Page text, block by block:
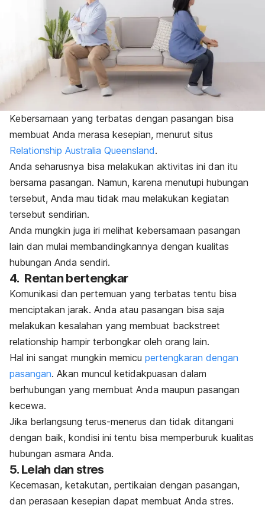
Kebersamaan yang terbatas dengan pasangan bisa
membuat Anda merasa kesepian, menurut situs
Relationship Australia Queensland.
Anda seharusnya bisa melakukan aktivitas ini dan itu
bersama pasangan. Namun, karena menutupi hubungan
tersebut, Anda mau tidak mau melakukan kegiatan
tersebut sendirian.
Anda mungkin juga iri melihat kebersamaan pasangan
lain dan mulai membandingkannya dengan kualitas
hubungan Anda sendiri.
4. Rentan bertengkar
Komunikasi dan pertemuan yang terbatas tentu bisa
menciptakan jarak. Anda atau pasangan bisa saja
melakukan kesalahan yang membuat backstreet
relationship hampir terbongkar oleh orang lain.
Hal ini sangat mungkin memicu pertengkaran dengan
pasangan. Akan muncul ketidakpuasan dalam
berhubungan yang membuat Anda maupun pasangan
kecewa.
Jika berlangsung terus-menerus dan tidak ditangani
dengan baik, kondisi ini tentu bisa memperburuk kualitas
hubungan asmara Anda.
5. Lelah dan stres
Kecemasan, ketakutan, pertikaian dengan pasangan,
dan perasaan kesepian dapat membuat Anda stres.